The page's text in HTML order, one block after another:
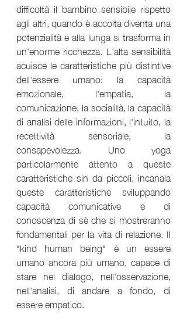
difficoltà il bambino sensibile rispetto
agli altri, quando è accolta diventa una
potenzialità e alla lunga si trasforma in
un'enorme ricchezza. L'alta sensibilità
acuisce le caratteristiche più distintive
dell'essere umano: la capacità
emozionale, l'empatia, la
comunicazione, la socialità, la capacità
di analisi delle informazioni, l'intuito, la
recettività sensoriale, la
consapevolezza. Uno yoga
particolarmente attento a queste
caratteristiche sin da piccoli, incanala
queste caratteristiche sviluppando
capacità comunicative e di
conoscenza di sè che si mostreranno
fondamentali per la vita di relazione. Il
"kind human being" è un essere
umano ancora più umano, capace di
stare nel dialogo, nell'osservazione,
nell'analisi, di andare a fondo, di
essere empatico.